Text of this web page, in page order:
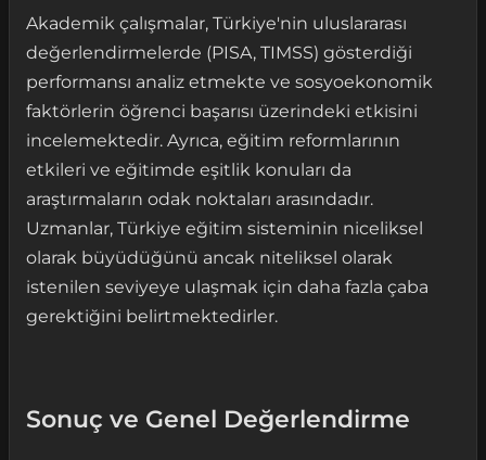
Akademik çalışmalar, Türkiye'nin uluslararası
değerlendirmelerde (PISA, TIMSS) gösterdiği
performansı analiz etmekte ve sosyoekonomik
faktörlerin öğrenci başarısı üzerindeki etkisini
incelemektedir. Ayrıca, eğitim reformlarının
etkileri ve eğitimde eşitlik konuları da
araştırmaların odak noktaları arasındadır.
Uzmanlar, Türkiye eğitim sisteminin niceliksel
olarak büyüdüğünü ancak niteliksel olarak
istenilen seviyeye ulaşmak için daha fazla çaba
gerektiğini belirtmektedirler.
Sonuç ve Genel Değerlendirme